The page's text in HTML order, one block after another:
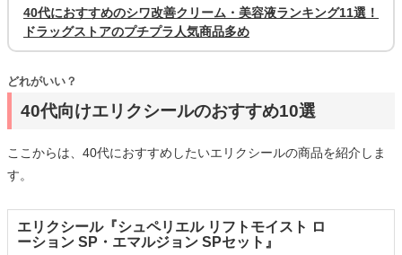
40代におすすめのシワ改善クリーム・美容液ランキング11選！
ドラッグストアのプチプラ人気商品多め
40代向けエリクシールのおすすめ10選
どれがいい？
ここからは、40代におすすめしたいエリクシールの商品を紹介しま
す。
エリクシール『シュペリエル リフトモイスト ロ
ーション SP・エマルジョン SPセット』